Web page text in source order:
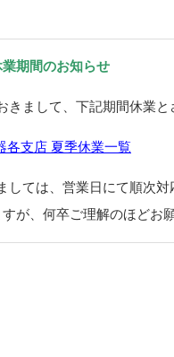
期間のお知らせ
まして、下記期間休業と
各支店 夏季休業一覧
ては、営業日にて順次対
が、何卒ご理解のほどお